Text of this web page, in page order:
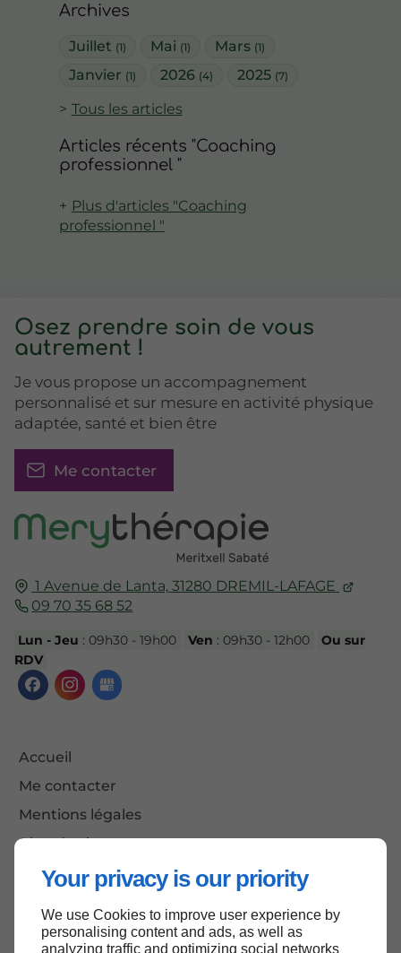
Your privacy is our priority
We use Cookies to improve user experience by
personalising content and ads, as well as
analyzing traffic and optimizing social networks
Archives
Juillet (1) Mai (1) Mars (1)
Janvier (1) 2026 (4) 2025 (7)
Tous les articles
Articles récents "Coaching
professionnel "
Plus d'articles "Coaching
professionnel "
1 Avenue de Lanta, 31280 DREMIL-LAFAGE
09 70 35 68 52
Lun - Jeu : 09h30 - 19h00 Ven : 09h30 - 12h00
Ou sur
RDV
Accueil
Me contacter
Mentions légales
Plan du site
Osez prendre soin de vous
autrement !
Je vous propose un accompagnement
personnalisé et sur mesure en activité physique
adaptée, santé et bien être
Me contacter
Haut de page